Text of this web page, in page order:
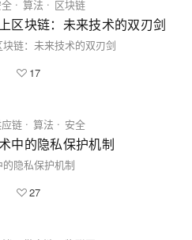
算法 区块链
区块链：未来技术的双刃剑
链：未来技术的双刃剑
17
链 算法 安全
中的隐私保护机制
隐私保护机制
27